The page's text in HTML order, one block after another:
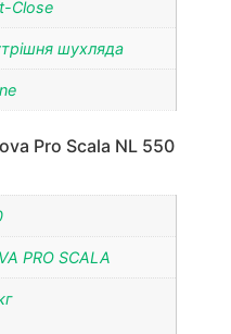
Close
шухляда
Pro Scala NL 550
PRO SCALA